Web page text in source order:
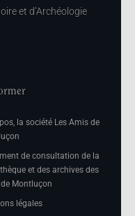
et d’Archéologie
la société Les Amis de
de consultation de la
et des archives des
Montluçon
légales